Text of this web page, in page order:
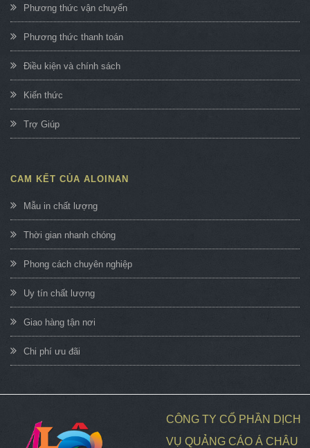
Phương thức vận chuyển
Phương thức thanh toán
Điều kiện và chính sách
Kiến thức
Trợ Giúp
CAM KẾT CỦA ALOINAN
Mẫu in chất lượng
Thời gian nhanh chóng
Phong cách chuyên nghiệp
Uy tín chất lượng
Giao hàng tận nơi
Chi phí ưu đãi
CÔNG TY CỔ PHẦN DỊCH
VỤ QUẢNG CÁO Á CHÂU